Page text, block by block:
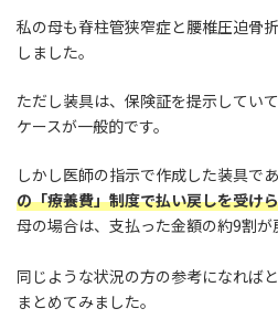
私の母も脊柱管狭窄症と腰椎圧迫骨
しました。
ただし装具は、保険証を提示してい
ケースが一般的です。
しかし医師の指示で作成した装具であ
の「療養費」制度で払い戻しを受け
母の場合は、支払った金額の約9割が
同じような状況の方の参考になれば
まとめてみました。